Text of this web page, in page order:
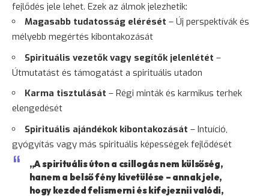
fejlődés jele lehet. Ezek az álmok jelezhetik:
Magasabb tudatosság elérését – Új perspektívák és
mélyebb megértés kibontakozását
Spirituális vezetők vagy segítők jelenlétét –
Útmutatást és támogatást a spirituális utadon
Karma tisztulását – Régi minták és karmikus terhek
elengedését
Spirituális ajándékok kibontakozását – Intuíció,
gyógyítás vagy más spirituális képességek fejlődését
„A spirituális úton a csillogás nem külsőség,
hanem a belső fény kivetülése – annak jele,
hogy kezded felismerni és kifejeznii valódi,